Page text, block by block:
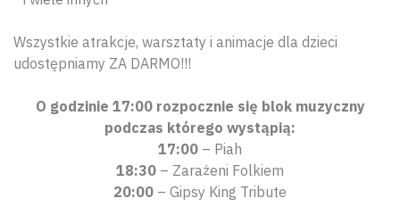
Wszystkie atrakcje, warsztaty i animacje dla dzieci
udostępniamy ZA DARMO!!!
O godzinie 17:00 rozpocznie się blok muzyczny
podczas którego wystąpią:
17:00 – Piah
18:30 – Zarażeni Folkiem
20:00 – Gipsy King Tribute